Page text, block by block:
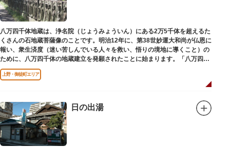
八万四千体地蔵は、浄名院（じょうみょういん）にある2万5千体を超えるた
くさんの石地蔵菩薩像のことです。明治12年に、第38世妙運大和尚が仏恩に
報い、衆生済度（迷い苦しんでいる人々を救い、悟りの境地に導くこと）の
ために、八万四千体の地蔵建立を発願されたことに始まります。「八万四
千」とは仏法で無数の意味を示します。この石地蔵尊は全国各地にも造立さ
れており、これまで約5万体の石地蔵尊が造立され、今も増え続けていま
上野・御徒町エリア
日の出湯